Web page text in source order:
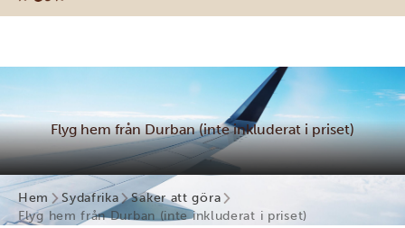
Flyg hem från Durban (inte inkluderat i priset)
Hem Sydafrika
Saker att göra
Flyg hem från Durban (inte inkluderat i priset)